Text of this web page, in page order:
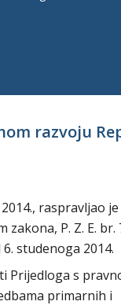
razvoju
raspravljao je
P. Z. E. br.
studenoga 2014.
Prijedloga s
primarnih i